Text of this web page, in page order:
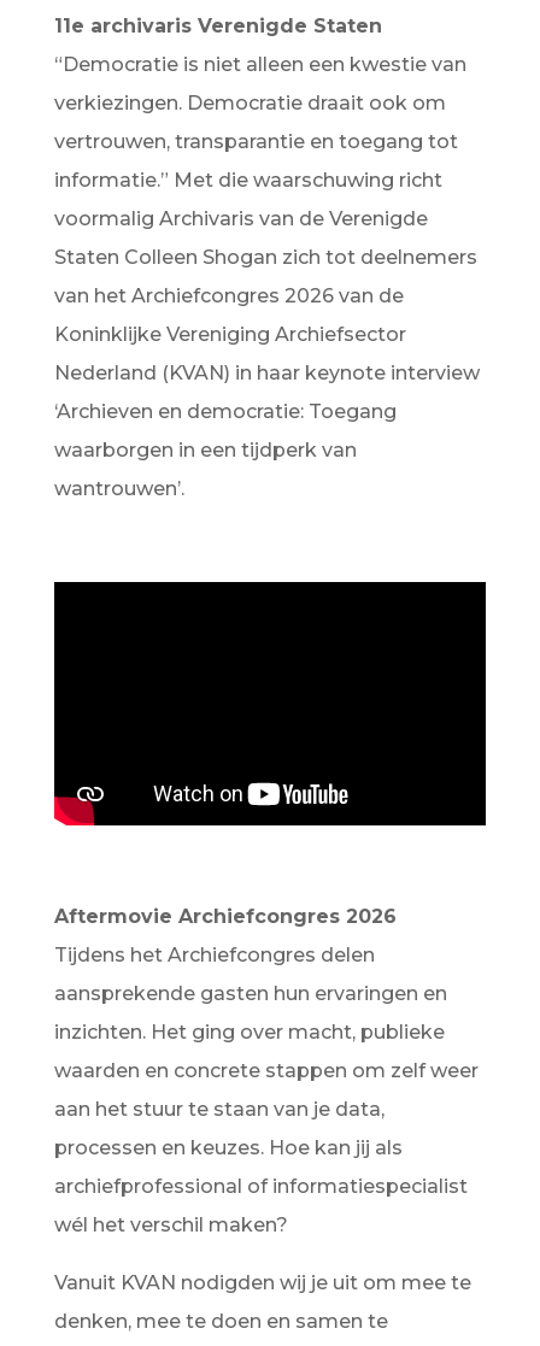
11e archivaris Verenigde Staten
“Democratie is niet alleen een kwestie van
verkiezingen. Democratie draait ook om
vertrouwen, transparantie en toegang tot
informatie.” Met die waarschuwing richt
voormalig Archivaris van de Verenigde
Staten Colleen Shogan zich tot deelnemers
van het Archiefcongres 2026 van de
Koninklijke Vereniging Archiefsector
Nederland (KVAN) in haar keynote interview
‘Archieven en democratie: Toegang
waarborgen in een tijdperk van
wantrouwen’.
Aftermovie Archiefcongres 2026
Tijdens het Archiefcongres delen
aansprekende gasten hun ervaringen en
inzichten. Het ging over macht, publieke
waarden en concrete stappen om zelf weer
aan het stuur te staan van je data,
processen en keuzes. Hoe kan jij als
archiefprofessional of informatiespecialist
wél het verschil maken?
Vanuit KVAN nodigden wij je uit om mee te
denken, mee te doen en samen te